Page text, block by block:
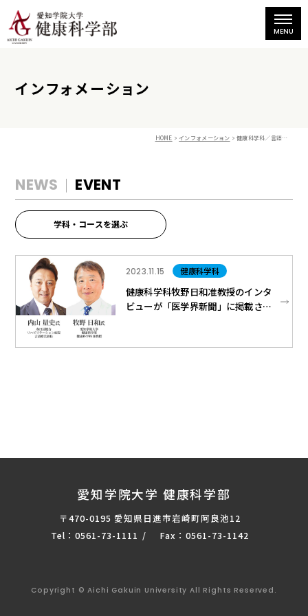
インフォメーション
HOME インフォメーション 健康科学科／言語聴覚士コース
NEWS EVENT
学科・コースを選ぶ
2023.11.15 健康科学科
健康科学科牧野日和准教授のインタ
ビューが「医学界新聞」に掲載され
愛知学院大学 健康科学部
〒470-0195 愛知県日進市岩崎町阿良池12
Tel：0561-73-1111
Fax：0561-73-1142
Copyright © Aichi Gakuin University All Rights Reserved.